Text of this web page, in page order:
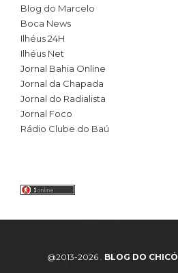
Blog do Marcelo
Boca News
Ilhéus 24H
Ilhéus Net
Jornal Bahia Online
Jornal da Chapada
Jornal do Radialista
Jornal Foco
Rádio Clube do Baú
@2013-2026 . BLOG DO CHICÓ